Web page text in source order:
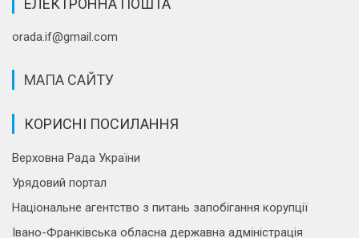
orada.if@gmail.com
МАПА САЙТУ
КОРИСНІ ПОСИЛАННЯ
Верховна Рада України
Урядовий портал
Національне агентство з питань запобігання корупції
Івано-Франківська обласна державна адміністрація